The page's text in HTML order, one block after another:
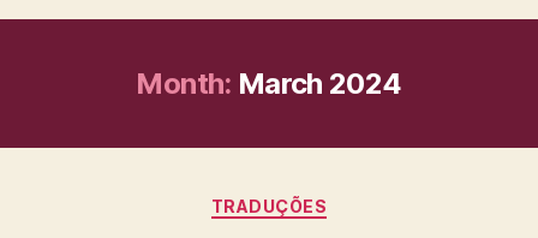
Month: March 2024
Categories
TRADUÇÕES